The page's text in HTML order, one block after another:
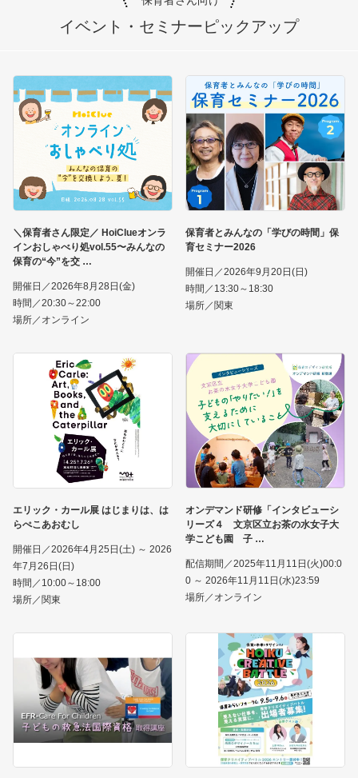
イベント・セミナーピックアップ
＼保育者さん限定／ HoiClueオンラ
インおしゃべり処vol.55〜みんなの
保育の“今”を交
開催日／2026年8月28日(金)
時間／20:30～22:00
場所／オンライン
保育者とみんなの「学びの時間」保
育セミナー2026
開催日／2026年9月20日(日)
時間／13:30～18:30
場所／関東
エリック・カール展 はじまりは、は
らぺこあおむし
開催日／2026年4月25日(土) ～ 2026
年7月26日(日)
時間／10:00～18:00
場所／関東
オンデマンド研修「インタビューシ
リーズ４ 文京区立お茶の水女子大
学こども園 子
配信期間／2025年11月11日(火)00:0
0 ～ 2026年11月11日(水)23:59
場所／オンライン